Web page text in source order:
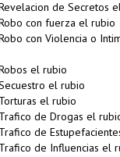
de Secretos
con fuerza el rubio
con Violencia o
el rubio
el rubio
el rubio
de Drogas el
de
de Influencias el